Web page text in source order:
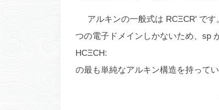
アルキンの一般式は RCΞCR' で
つの電子ドメインしかないため、 sp
HCΞCH:
の最も単純なアルキン構造を持ってい